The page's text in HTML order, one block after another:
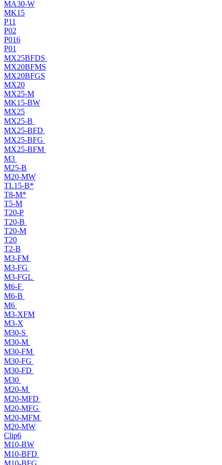
MA30-W
MK15
P11
P02
P016
P01
MX25BFDS
MX20BFMS
MX20BFGS
MX20
MX25-M
MK15-BW
MX25
MX25-B
MX25-BFD
MX25-BFG
MX25-BFM
M3
M25-B
M20-MW
TL15-B*
T8-M*
T5-M
T20-P
T20-B
T20-M
T20
T2-B
M3-FM
M3-FG
M3-FGL
M6-F
M6-B
M6
M3-XFM
M3-X
M30-S
M30-M
M30-FM
M30-FG
M30-FD
M30
M20-M
M20-MFD
M20-MFG
M20-MFM
M20-MW
Clip6
M10-BW
M10-BFD
M10-BFG